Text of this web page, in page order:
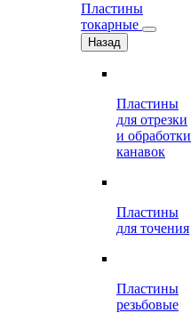
Пластины
токарные
Назад
Пластины
для отрезки
и обработки
канавок
Пластины
для точения
Пластины
резьбовые